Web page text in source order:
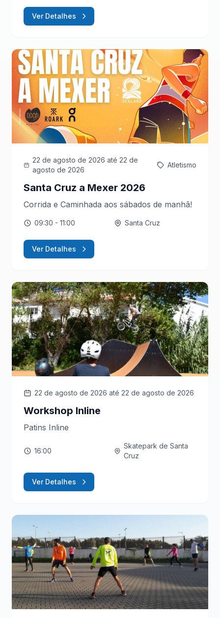
Ver Detalhes
22 de agosto de 2026 até 22 de
agosto de 2026
Atletismo
Santa Cruz a Mexer 2026
Corrida e Caminhada aos sábados de manhã!
09:30 - 11:00 Santa Cruz
Ver Detalhes
22 de agosto de 2026 até 22 de agosto de 2026
Workshop Inline
Patins Inline
16:00
Skatepark de Santa
Cruz
Ver Detalhes